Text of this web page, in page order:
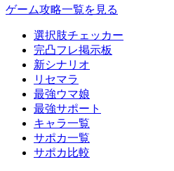
ゲーム攻略一覧を見る
選択肢チェッカー
完凸フレ掲示板
新シナリオ
リセマラ
最強ウマ娘
最強サポート
キャラ一覧
サポカ一覧
サポカ比較